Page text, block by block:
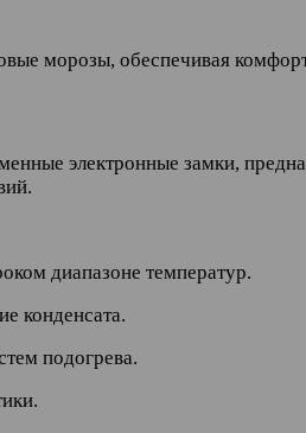
морозы, обеспечивая
электронные замки,
диапазоне температур.
конденсата.
подогрева.